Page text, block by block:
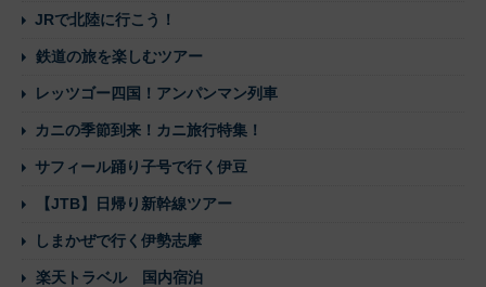
JRで北陸に行こう！
鉄道の旅を楽しむツアー
レッツゴー四国！アンパンマン列車
カニの季節到来！カニ旅行特集！
サフィール踊り子号で行く伊豆
【JTB】日帰り新幹線ツアー
しまかぜで行く伊勢志摩
楽天トラベル 国内宿泊